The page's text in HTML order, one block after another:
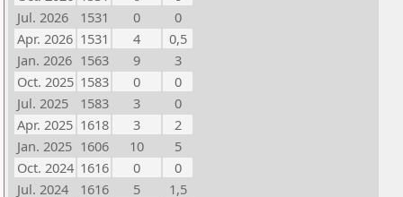
Jul. 2026
1531 0
0
Apr. 2026 1531 4
0,5
Jan. 2026 1563 9
3
Oct. 2025 1583 0
0
Jul. 2025
1583 3
0
Apr. 2025 1618 3
2
Jan. 2025 1606 10
5
Oct. 2024 1616 0
0
Jul. 2024
1616 5
1,5